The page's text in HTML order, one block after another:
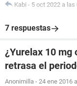
Kabi - 5 oct 2022 a las
7 respuestas
¿Yurelax 10 mg
retrasa el
Anonimilla - 24 ene 2016